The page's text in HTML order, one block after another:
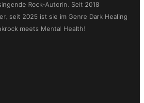
Rock-Autorin. Seit 2018
seit 2025 ist sie im Genre Dark Healing
meets Mental Health!